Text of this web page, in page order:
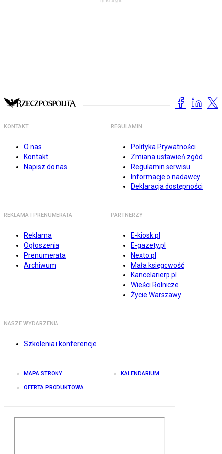
KONTAKT
O nas
Kontakt
Napisz do nas
REGULAMIN
Polityka Prywatności
Zmiana ustawień zgód
Regulamin serwisu
Informacje o nadawcy
Deklaracja dostępności
REKLAMA I PRENUMERATA
Reklama
Ogłoszenia
Prenumerata
Archiwum
PARTNERZY
E-kiosk.pl
E-gazety.pl
Nexto.pl
Mała księgowość
Kancelarierp.pl
Wieści Rolnicze
Życie Warszawy
NASZE WYDARZENIA
Szkolenia i konferencje
MAPA STRONY KALENDARIUM
OFERTA PRODUKTOWA